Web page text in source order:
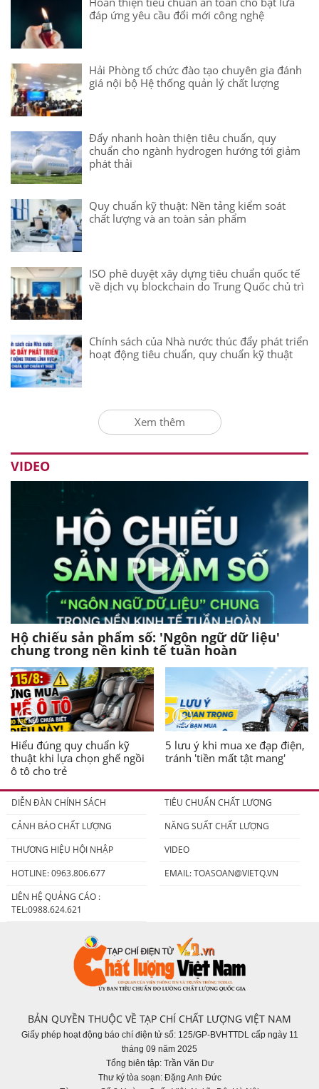
đáp ứng yêu cầu đổi mới công nghệ
Hải Phòng tổ chức đào tạo chuyên gia đánh
giá nội bộ Hệ thống quản lý chất lượng
Đẩy nhanh hoàn thiện tiêu chuẩn, quy
chuẩn cho ngành hydrogen hướng tới giảm
phát thải
Quy chuẩn kỹ thuật: Nền tảng kiểm soát
chất lượng và an toàn sản phẩm
ISO phê duyệt xây dựng tiêu chuẩn quốc tế
về dịch vụ blockchain do Trung Quốc chủ trì
Chính sách của Nhà nước thúc đẩy phát triển
hoạt động tiêu chuẩn, quy chuẩn kỹ thuật
Xem thêm
VIDEO
Hộ chiếu sản phẩm số: 'Ngôn ngữ dữ liệu'
chung trong nền kinh tế tuần hoàn
Hiểu đúng quy chuẩn kỹ
thuật khi lựa chọn ghế ngồi
ô tô cho trẻ
5 lưu ý khi mua xe đạp điện,
tránh 'tiền mất tật mang'
DIỄN ĐÀN CHÍNH SÁCH
TIÊU CHUẨN CHẤT LƯỢNG
CẢNH BÁO CHẤT LƯỢNG
NĂNG SUẤT CHẤT LƯỢNG
THƯƠNG HIỆU HỘI NHẬP
VIDEO
HOTLINE: 0963.806.677
EMAIL:TOASOAN@VIETQ.VN
LIÊN HỆ QUẢNG CÁO :
TEL:0988.624.621
BẢN QUYỀN THUỘC VỀ TẠP CHÍ CHẤT LƯỢNG VIỆT NAM
Giấy phép hoạt động báo chí điện tử số: 125/GP-BVHTTDL cấp ngày 11
tháng 09 năm 2025
Tổng biên tập: Trần Văn Dư
Thư ký tòa soạn: Đặng Anh Đức